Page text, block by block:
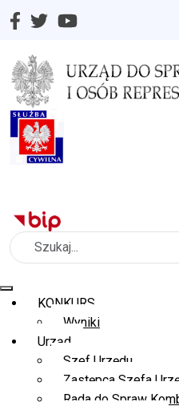
Wybierz swój język
Szukaj
KONKURS
Wyniki
Urząd
Szef Urzędu
Zastępca Szefa
Rada do Spraw